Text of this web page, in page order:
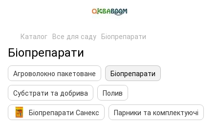
Каталог Все для саду Біопрепарати
Біопрепарати
Агроволокно пакетоване
Біопрепарати
Субстрати та добрива
Полив
Біопрепарати Санекс
Парники та комплектуючі